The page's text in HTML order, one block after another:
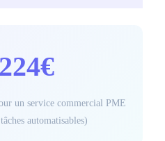
un service commercial PME
automatisables)